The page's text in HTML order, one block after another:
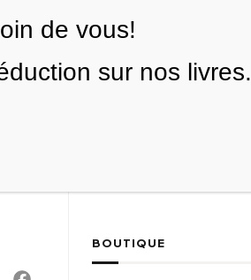
BOUTIQUE
de vous!
sur nos livres.